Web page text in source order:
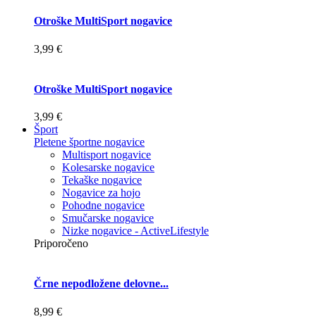
Otroške MultiSport nogavice
3,99 €
Otroške MultiSport nogavice
3,99 €
Šport
Pletene športne nogavice
Multisport nogavice
Kolesarske nogavice
Tekaške nogavice
Nogavice za hojo
Pohodne nogavice
Smučarske nogavice
Nizke nogavice - ActiveLifestyle
Priporočeno
Črne nepodložene delovne...
8,99 €